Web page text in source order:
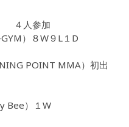
４人参加
）８W９L１D
POINT MMA）初出
）１W